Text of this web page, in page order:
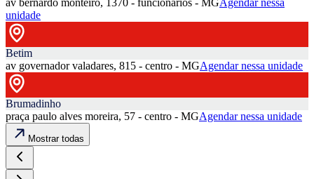
unidade
Betim
av governador valadares, 815 - centro - MGAgendar nessa unidade
Brumadinho
praça paulo alves moreira, 57 - centro - MGAgendar nessa unidade
Mostrar todas